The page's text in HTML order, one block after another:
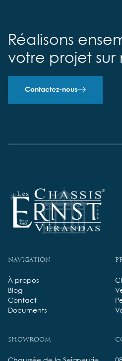
Réalisons
votre projet sur
Contactez-nous
Navigation
À propos
Blog
Contact
Documents
Showroom